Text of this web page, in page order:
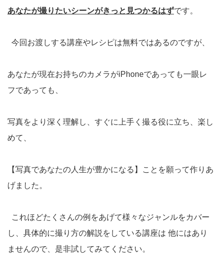
あなたが撮りたいシーンがきっと見つかるはずです。
今回お渡しする講座やレシピは無料ではあるのですが、
あなたが現在お持ちのカメラがiPhoneであっても一眼レ
フであっても、
写真をより深く理解し、すぐに上手く撮る役に立ち、楽し
めて、
【写真であなたの人生が豊かになる】ことを願って作りあ
げました。
これほどたくさんの例をあげて様々なジャンルをカバー
し、具体的に撮り方の解説をしている講座は 他にはあり
ませんので、是非試してみてください。